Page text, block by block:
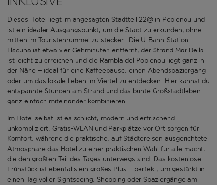
Dieses Hotel liegt im angesagten Stadtteil 22@ in Poblenou und
ist ein idealer Ausgangspunkt, um die Stadt zu erkunden, ohne
mitten im Touristenrummel zu stecken. Die U-Bahn-Station
Llacuna ist etwa vier Gehminuten entfernt, der Strand Mar Bella
ist leicht zu erreichen und die Rambla del Poblenou liegt ganz in
der Nähe – ideal für eine Kaffeepause, einen Abendspaziergang
oder um das lokale Leben im Viertel zu entdecken. Hier kannst du
entspannte Stunden am Strand und das bunte Großstadtleben
ganz einfach miteinander kombinieren.
Im Hotel selbst ist es schlicht, modern und erfrischend
unkompliziert. Gratis-WLAN und Parkplätze vor Ort sorgen für
Komfort, während die praktische, auf Städtereisen ausgerichtete
Atmosphäre das Hotel zu einer praktischen Wahl für alle macht,
die den größten Teil des Tages unterwegs sind. Das kostenlose
Frühstück ist ebenfalls ein großes Plus – perfekt, um gestärkt in
einen Tag voller Sightseeing, Shopping oder Spaziergänge am